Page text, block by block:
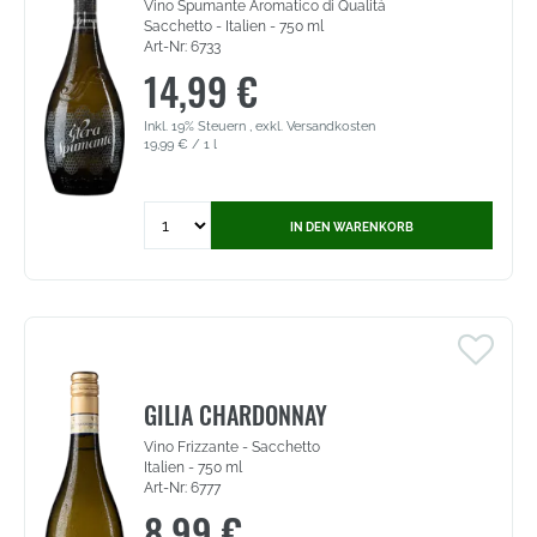
Vino Spumante Aromatico di Qualità
Sacchetto - Italien - 750 ml
Art-Nr: 6733
14,99 €
Inkl. 19% Steuern , exkl. Versandkosten
19,99 € / 1 l
for
Spumante
Aromatico
di
Qualità
(6733)
IN DEN WARENKORB
GILIA CHARDONNAY
Vino Frizzante - Sacchetto
Italien - 750 ml
Art-Nr: 6777